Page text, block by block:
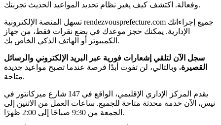
وفعالة. اكتشف كيف يغير نظام تحديد المواعيد الحديث تجربتك.
تسهل المنصة الإلكترونية rendezvousprefecture.com جميع إجراءاتك
الإدارية. يمكنك حجز موعدك في بضع نقرات فقط، من جهاز
الكمبيوتر أو الهاتف الذكي الخاص بك.
سجل الآن لتلقي إشعارات فورية عبر البريد الإلكتروني والرسائل
القصيرة. وبالتالي، لن تفوت أبدًا فرصة عندما تصبح مواعيد جديدة
متاحة.
يقدم المركز الإداري الإقليمي، الواقع في 147 شارع ميركانتور في
نيس، الآن خدمة محدثة متاحة للجميع. ساعات العمل من الاثنين إلى
الجمعة من 9:30 صباحًا إلى 2:00 ظهرًا.